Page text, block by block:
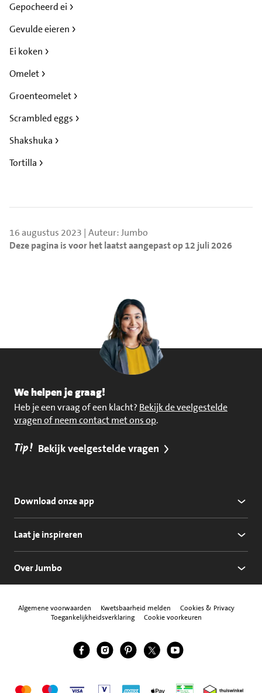
Gepocheerd ei
Gevulde eieren
Ei koken
Omelet
Groenteomelet
Scrambled eggs
Shakshuka
Tortilla
16 augustus 2023 | Auteur: Jumbo
Deze pagina is voor het laatst aangepast op 12 juli 2026
We helpen je graag!
Heb je een vraag of een klacht? Bekijk de veelgestelde
vragen of neem contact met ons op.
Tip! Bekijk veelgestelde vragen
Download onze app
Laat je inspireren
Over Jumbo
Algemene voorwaarden Kwetsbaarheid melden
Cookies & Privacy
Toegankelijkheidsverklaring
Cookie voorkeuren
Volg ons
Jumbo Facebook
Jumbo Instagram
Jumbo Pinterest
Jumbo Twitter
Jumbo YouTube
MastercardMaestroVisa Vpay American Express
Apple Pay Thuiswinkel